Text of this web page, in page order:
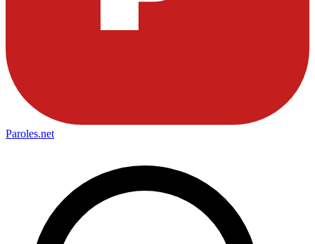
Paroles.net